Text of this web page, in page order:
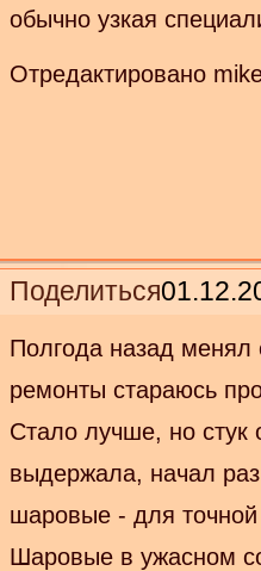
обычно узкая
Отредактировано
Поделиться
Полгода назад
ремонты стараюсь
Стало лучше, но стук
выдержала, начал
шаровые - для точной
Шаровые в ужасном